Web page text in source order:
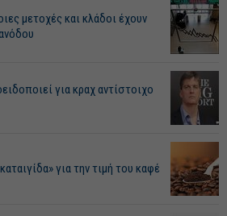
μετοχές και κλάδοι έχουν
για κραχ αντίστοιχο
για την τιμή του καφέ